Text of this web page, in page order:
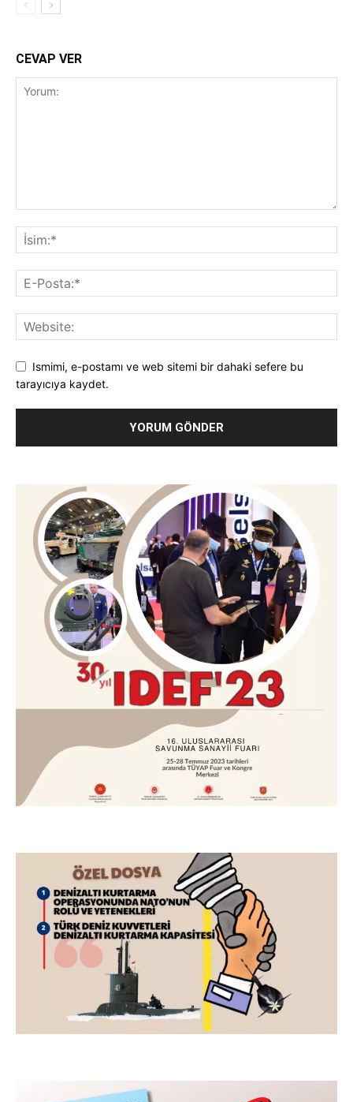
CEVAP VER
Ismimi, e-postamı ve web sitemi bir dahaki sefere bu
tarayıcıya kaydet.